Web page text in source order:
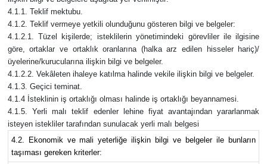
4.1.1. Teklif mektubu.
4.1.2. Teklif vermeye yetkili olunduğunu gösteren bilgi ve belgeler:
4.1.2.1. Tüzel kişilerde; isteklilerin yönetimindeki görevliler ile ilgisine
göre, ortaklar ve ortaklık oranlarına (halka arz edilen hisseler hariç)/
üyelerine/kurucularına ilişkin bilgi ve belgeler.
4.1.2.2. Vekâleten ihaleye katılma halinde vekile ilişkin bilgi ve belgeler.
4.1.3. Geçici teminat.
4.1.4 İsteklinin iş ortaklığı olması halinde iş ortaklığı beyannamesi.
4.1.5. Yerli malı teklif edenler lehine fiyat avantajından yararlanmak
isteyen istekliler tarafından sunulacak yerli malı belgesi
4.2. Ekonomik ve mali yeterliğe ilişkin bilgi ve belgeler ile bunların
taşıması gereken kriterler: